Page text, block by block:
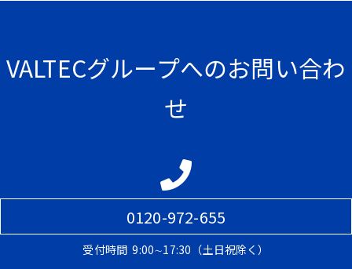
VALTECグループへのお問い合わ
せ
0120-972-655
受付時間 9:00∼17:30（土日祝除く）